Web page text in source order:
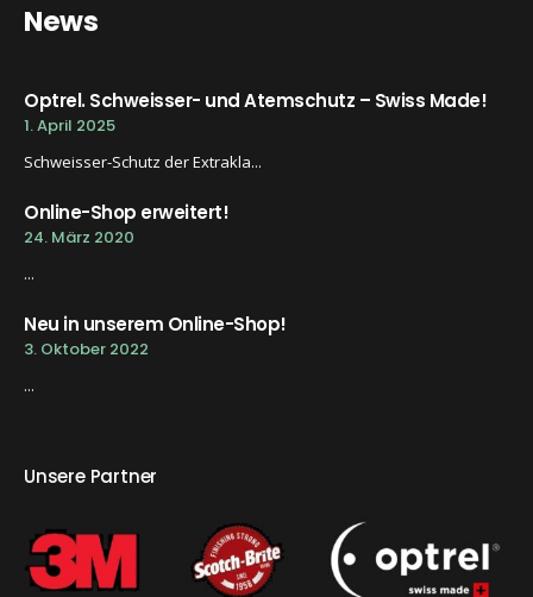
News
Optrel. Schweisser- und Atemschutz – Swiss Made!
1. April 2025
Schweisser-Schutz der Extrakla...
Online-Shop erweitert!
24. März 2020
...
Neu in unserem Online-Shop!
3. Oktober 2022
...
Unsere Partner